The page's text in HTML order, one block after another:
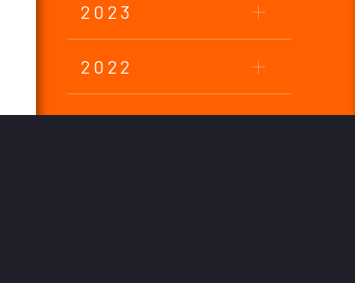
2023
2022
2021